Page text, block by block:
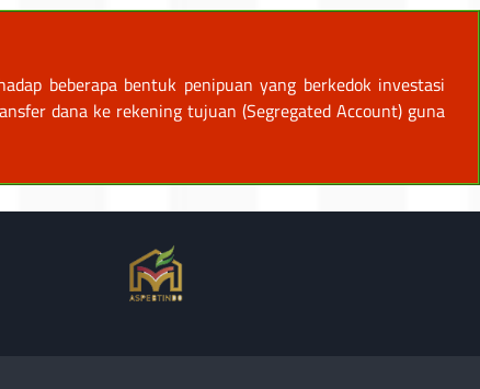
beberapa bentuk penipuan yang berkedok investasi
dana ke rekening tujuan (Segregated Account) guna